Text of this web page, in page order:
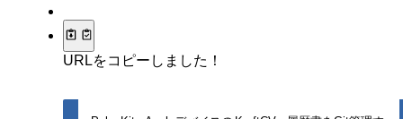
URLをコピーしました！